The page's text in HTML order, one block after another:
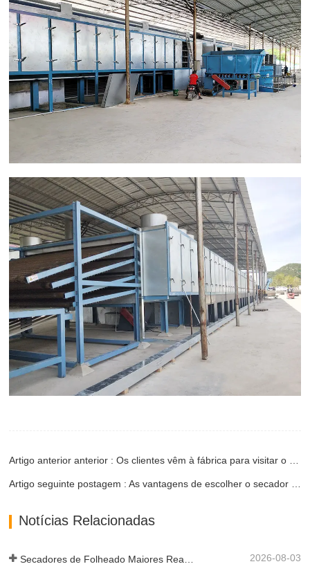
Artigo anterior anterior : Os clientes vêm à fábrica para visitar o nosso secador de folheado
Artigo seguinte postagem : As vantagens de escolher o secador Shine Veneer
Notícias Relacionadas
2026-08-03